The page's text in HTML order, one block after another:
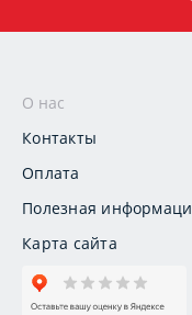
О нас
Контакты
Оплата
Полезная
Карта сайта